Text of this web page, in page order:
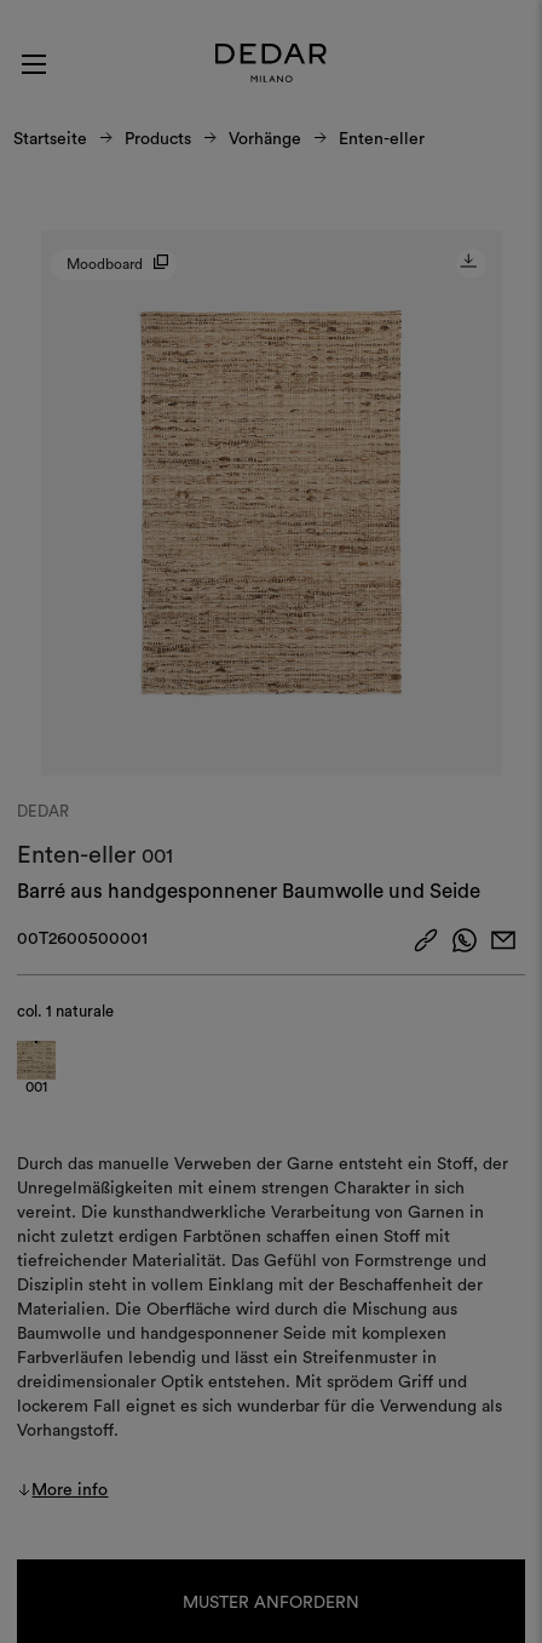
Startseite Products Vorhänge Enten-eller
Moodboard
DEDAR
Enten-eller 001
Barré aus handgesponnener Baumwolle und Seide
00T2600500001
col.1 naturale
001
Durch das manuelle Verweben der Garne entsteht ein Stoff, der
Unregelmäßigkeiten mit einem strengen Charakter in sich
vereint. Die kunsthandwerkliche Verarbeitung von Garnen in
nicht zuletzt erdigen Farbtönen schaffen einen Stoff mit
tiefreichender Materialität. Das Gefühl von Formstrenge und
Disziplin steht in vollem Einklang mit der Beschaffenheit der
Materialien. Die Oberfläche wird durch die Mischung aus
Baumwolle und handgesponnener Seide mit komplexen
Farbverläufen lebendig und lässt ein Streifenmuster in
dreidimensionaler Optik entstehen. Mit sprödem Griff und
lockerem Fall eignet es sich wunderbar für die Verwendung als
Vorhangstoff.
More info
MUSTER ANFORDERN